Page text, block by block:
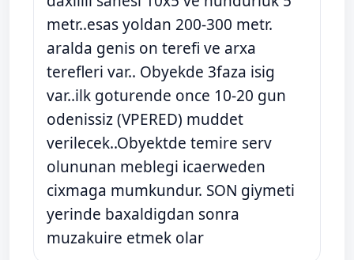
metr..esas yoldan 200-300 metr.
aralda genis on terefi ve arxa
terefleri var.. Obyekde 3faza isig
var..ilk goturende once 10-20 gun
odenissiz (VPERED) muddet
verilecek..Obyektde temire serv
olununan meblegi icaerweden
cixmaga mumkundur. SON giymeti
yerinde baxaldigdan sonra
muzakuire etmek olar